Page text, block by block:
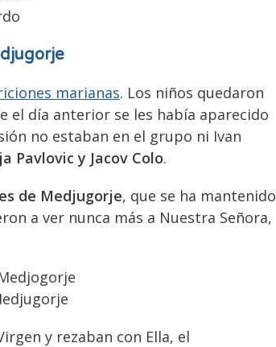
marianas. Los niños quedaron
el día anterior se les había aparecido
no estaban en el grupo ni Ivan
Pavlovic y Jacov Colo.
de Medjugorje, que se ha mantenido
a ver nunca más a Nuestra Señora,
y rezaban con Ella, el